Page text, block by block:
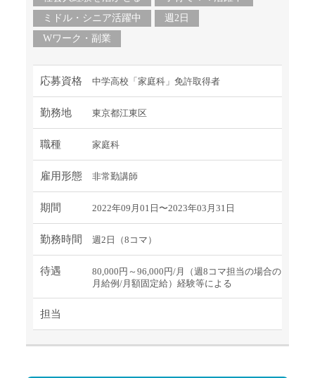
ミドル・シニア活躍中
週2日
Wワーク・副業
応募資格 中学高校「家庭科」免許取得者
勤務地 東京都江東区
職種 家庭科
雇用形態 非常勤講師
期間 2022年09月01日〜2023年03月31日
勤務時間 週2日（8コマ）
待遇
80,000円～96,000円/月（週8コマ担当の場合の
月給例/月額固定給）経験等による
担当